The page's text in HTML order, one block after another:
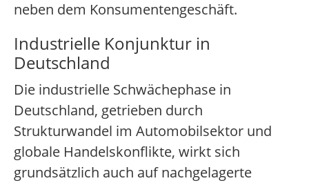
neben dem Konsumentengeschäft.
Industrielle Konjunktur in
Deutschland
Die industrielle Schwächephase in
Deutschland, getrieben durch
Strukturwandel im Automobilsektor und
globale Handelskonflikte, wirkt sich
grundsätzlich auch auf nachgelagerte